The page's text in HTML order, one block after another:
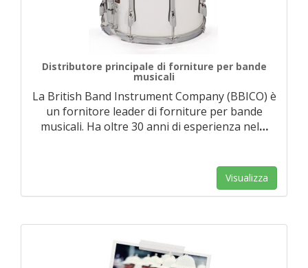
Distributore principale di forniture per bande
musicali
La British Band Instrument Company (BBICO) è
un fornitore leader di forniture per bande
musicali. Ha oltre 30 anni di esperienza nel…
Visualizza